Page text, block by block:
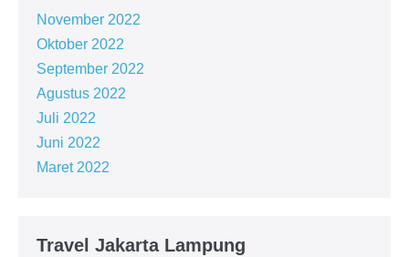
November 2022
Oktober 2022
September 2022
Agustus 2022
Juli 2022
Juni 2022
Maret 2022
Travel Jakarta Lampung